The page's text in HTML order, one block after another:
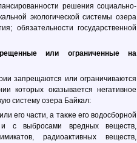
решения социально-
экологической системы озера
обязательности государственной
или ограниченные на
запрещаются или ограничиваются
которых оказывается негативное
систему озера Байкал:
его части, а также его водосборной
с выбросами вредных веществ,
радиоактивных веществ,